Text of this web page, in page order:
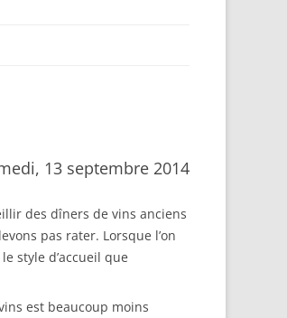
13 septembre 2014
des dîners de vins anciens
pas rater. Lorsque l’on
style d’accueil que
est beaucoup moins